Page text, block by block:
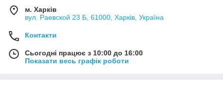
м. Харків
вул. Раевской 23 Б, 61000, Харків, Україна
Контакти
Сьогодні працює з 10:00 до 16:00
Показати весь графік роботи